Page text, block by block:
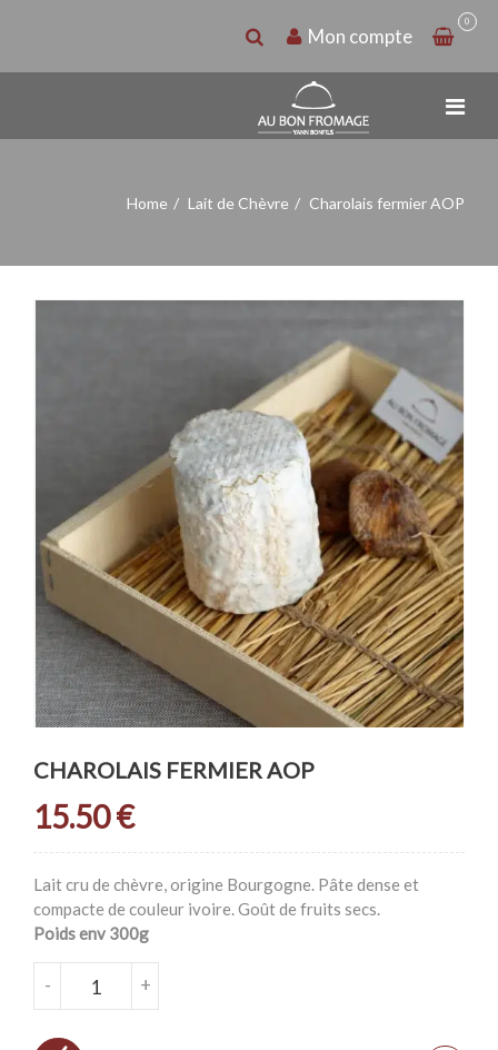
0
Mon compte
Home Lait de Chèvre Charolais fermier AOP
CHAROLAIS FERMIER AOP
15.50€
Lait cru de chèvre, origine Bourgogne. Pâte dense et
compacte de couleur ivoire. Goût de fruits secs.
Poids env 300g
- +